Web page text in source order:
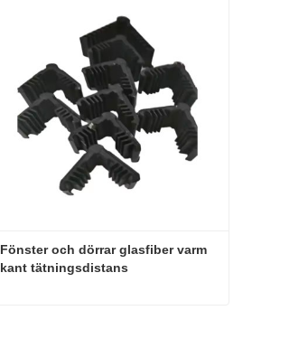
Fönster och dörrar glasfiber varm
kant tätningsdistans